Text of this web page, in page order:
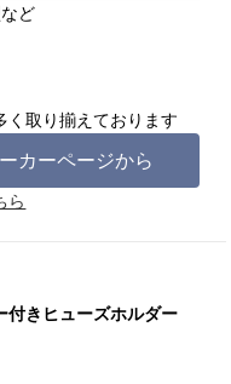
ど
く取り揃えております
カーページから
ら
付きヒューズホルダー